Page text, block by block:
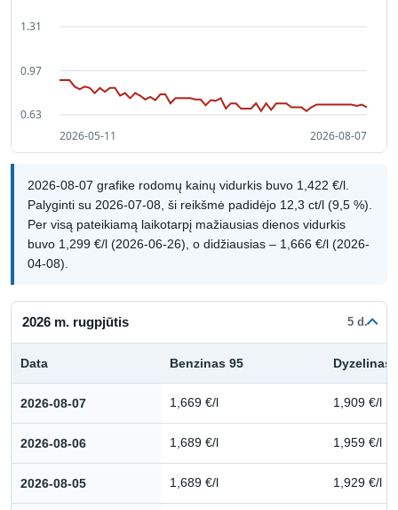
2026-08-07 grafike rodomų kainų vidurkis buvo 1,422 €/l.
Palyginti su 2026-07-08, ši reikšmė padidėjo 12,3 ct/l (9,5 %).
Per visą pateikiamą laikotarpį mažiausias dienos vidurkis
buvo 1,299 €/l (2026-06-26), o didžiausias – 1,666 €/l (2026-
04-08).
2026 m. rugpjūtis 5 d.
Data Benzinas 95 Dyzelinas
2026-08-07 1,669 €/l 1,909 €/l
2026-08-06 1,689 €/l 1,959 €/l
2026-08-05 1,689 €/l 1,929 €/l